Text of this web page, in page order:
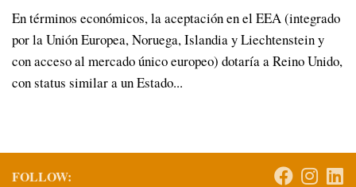
En términos económicos, la aceptación en el EEA (integrado
por la Unión Europea, Noruega, Islandia y Liechtenstein y
con acceso al mercado único europeo) dotaría a Reino Unido,
con status similar a un Estado...
FOLLOW: